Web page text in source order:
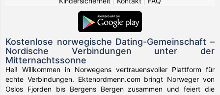
Kostenlose norwegische Dating-Gemeinschaft –
Nordische Verbindungen unter der
Mitternachtssonne
Hei! Willkommen in Norwegens vertrauensvoller Plattform für
echte Verbindungen. Ektenordmenn.com bringt Norweger von
Oslos Fjorden bis Bergens Bergen zusammen und feiert die